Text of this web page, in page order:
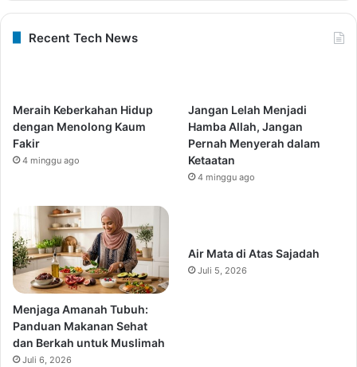
Recent Tech News
Meraih Keberkahan Hidup
dengan Menolong Kaum
Fakir
4 minggu ago
Jangan Lelah Menjadi
Hamba Allah, Jangan
Pernah Menyerah dalam
Ketaatan
4 minggu ago
Menjaga Amanah Tubuh:
Panduan Makanan Sehat
dan Berkah untuk Muslimah
Juli 6, 2026
Air Mata di Atas Sajadah
Juli 5, 2026